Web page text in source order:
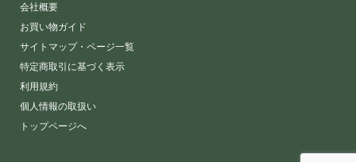
会社概要
お買い物ガイド
サイトマップ・ページ一覧
特定商取引に基づく表示
利用規約
個人情報の取扱い
トップページへ